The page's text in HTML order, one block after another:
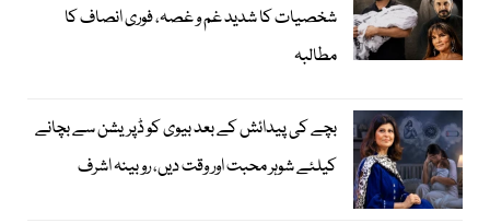
شخصیات کا شدید غم و غصہ، فوری انصاف کا
مطالبہ
بچے کی پیدائش کے بعد بیوی کو ڈپریشن سے بچانے
کیلئے شوہر محبت اور وقت دیں، روبینہ اشرف